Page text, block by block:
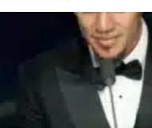
perto de selar
de 2024.